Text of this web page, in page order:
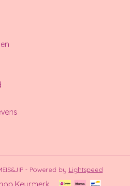
- Powered by Lightspeed